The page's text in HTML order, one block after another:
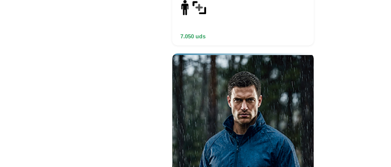
7.050 uds